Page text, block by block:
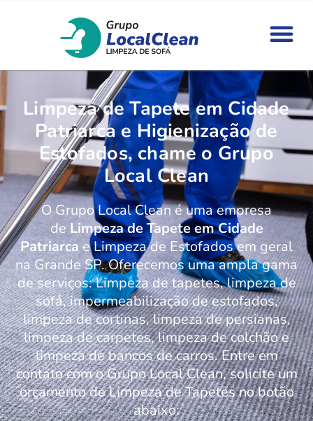
Limpeza de Tapete em Cidade
Patriarca e Higienização de
Estofados, chame o Grupo
Local Clean
O Grupo Local Clean é uma empresa
de Limpeza de Tapete em Cidade
Patriarcae Limpeza de Estofados em geral
na Grande SP. Oferecemos uma ampla gama
de serviços: Limpeza de tapetes, limpeza de
sofá, impermeabilização de estofados,
limpeza de cortinas, limpeza de persianas,
limpeza de carpetes, limpeza de colchão e
limpeza de bancos de carros. Entre em
contato com o Grupo Local Clean, solicite um
orçamento de Limpeza de Tapetes no botão
abaixo: